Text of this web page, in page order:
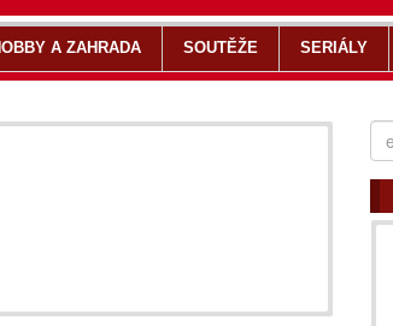
A ZAHRADA SOUTĚŽE SERIÁLY